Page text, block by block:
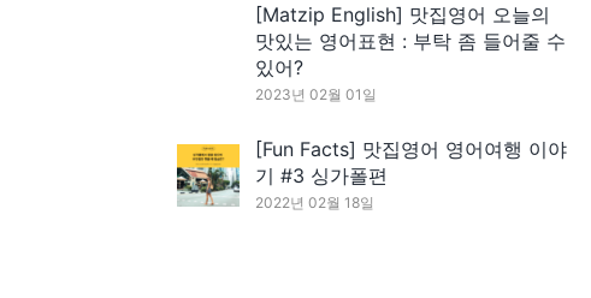
[Matzip English] 맛집영어 오늘의
맛있는 영어표현 : 부탁 좀 들어줄 수
있어?
2023년 02월 01일
[Fun Facts] 맛집영어 영어여행 이야
기 #3 싱가폴편
2022년 02월 18일